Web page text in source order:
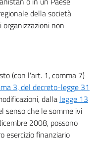
della società
non
(con l'art. 1, comma 7)
3, del decreto-legge 31
dalla legge 13
senso che le somme ivi
2008, possono
esercizio finanziario